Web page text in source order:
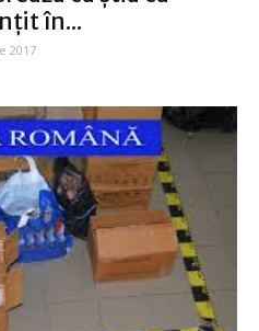
în...
2017